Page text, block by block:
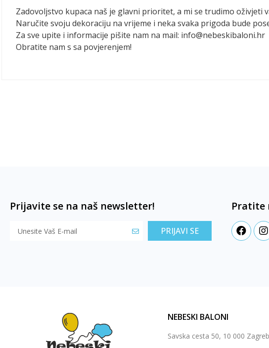
Zadovoljstvo kupaca naš je glavni prioritet, a mi se trudimo oživjeti
Naručite svoju dekoraciju na vrijeme i neka svaka prigoda bude
Za sve upite i informacije pišite nam na mail: info@nebeskibaloni.hr
Obratite nam s sa povjerenjem!
Prijavite se na naš newsletter!
PRIJAVI SE
Pratite
NEBESKI BALONI
Savska cesta 50, 10 000 Zagreb